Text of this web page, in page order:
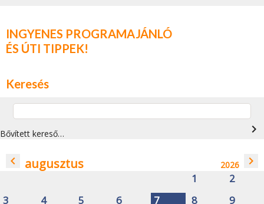
INGYENES PROGRAMAJÁNLÓ
ÉS ÚTI TIPPEK!
Keresés
Bővített kereső… navigate_next
navigate_before augusztus 2026 navigate_next
1
2
3
4 5 6 7 8
9